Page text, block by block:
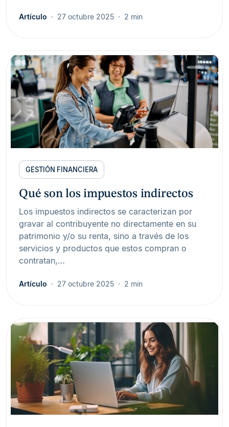
Artículo 27 octubre 2025 2 min
GESTIÓN FINANCIERA
Qué son los impuestos indirectos
Los impuestos indirectos se caracterizan por
gravar al contribuyente no directamente en su
patrimonio y/o su renta, sino a través de los
servicios y productos que estos compran o
contratan,…
Artículo 27 octubre 2025 2 min